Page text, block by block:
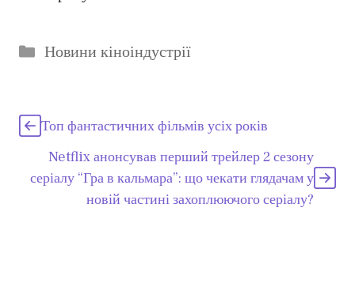
Категорії
Новини кіноіндустрії
Топ фантастичних фільмів усіх років
Netflix анонсував перший трейлер 2 сезону
серіалу “Гра в кальмара”: що чекати глядачам у
новій частині захоплюючого серіалу?